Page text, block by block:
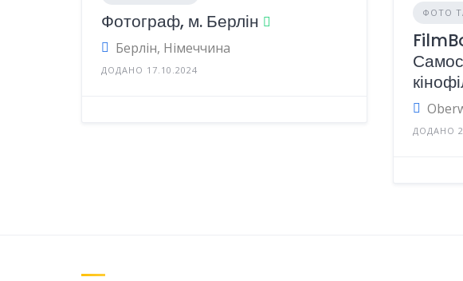
Фотограф, м. Берлін
Берлін, Німеччина
ДОДАНО 17.10.2024
ФОТО
ДОДАНО